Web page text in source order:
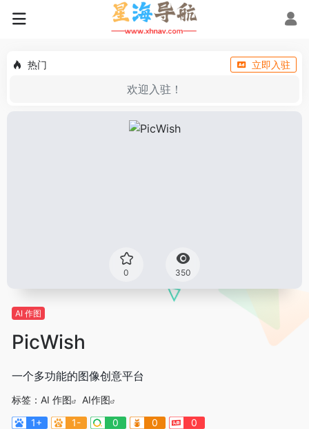
热门 立即入驻
欢迎入驻！
0 350
AI 作图
PicWish
一个多功能的图像创意平台
标签： AI 作图
AI作图
1+
1- 0 0 0